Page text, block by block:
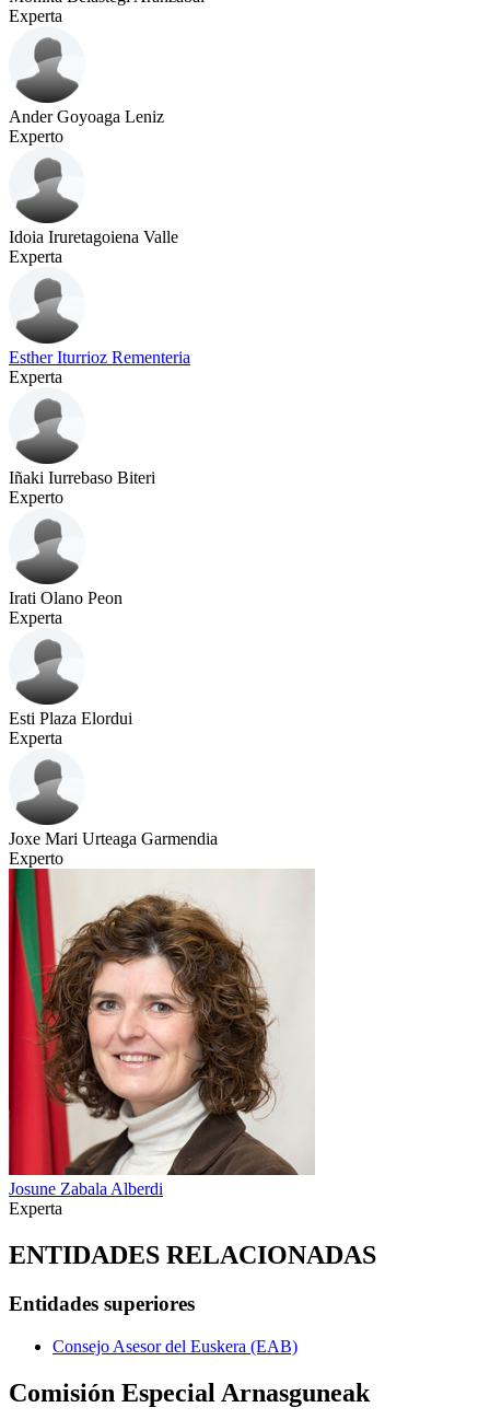
Experta
Ander Goyoaga Leniz
Experto
Idoia Iruretagoiena Valle
Experta
Esther Iturrioz Rementeria
Experta
Iñaki Iurrebaso Biteri
Experto
Irati Olano Peon
Experta
Esti Plaza Elordui
Experta
Joxe Mari Urteaga Garmendia
Experto
Josune Zabala Alberdi
Experta
ENTIDADES RELACIONADAS
Entidades superiores
Consejo Asesor del Euskera (EAB)
Comisión Especial Arnasguneak